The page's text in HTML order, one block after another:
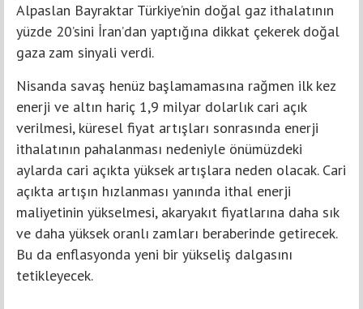
Alpaslan Bayraktar Türkiye’nin doğal gaz ithalatının
yüzde 20’sini İran’dan yaptığına dikkat çekerek doğal
gaza zam sinyali verdi.
Nisanda savaş henüz başlamamasına rağmen ilk kez
enerji ve altın hariç 1,9 milyar dolarlık cari açık
verilmesi, küresel fiyat artışları sonrasında enerji
ithalatının pahalanması nedeniyle önümüzdeki
aylarda cari açıkta yüksek artışlara neden olacak. Cari
açıkta artışın hızlanması yanında ithal enerji
maliyetinin yükselmesi, akaryakıt fiyatlarına daha sık
ve daha yüksek oranlı zamları beraberinde getirecek.
Bu da enflasyonda yeni bir yükseliş dalgasını
tetikleyecek.